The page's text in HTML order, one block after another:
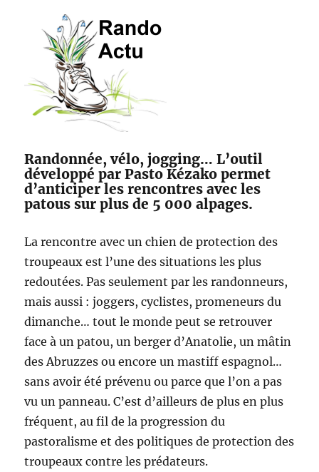
Randonnée, vélo, jogging… L’outil
développé par Pasto Kézako permet
d’anticiper les rencontres avec les
patous sur plus de 5 000 alpages.
La rencontre avec un chien de protection des
troupeaux est l’une des situations les plus
redoutées. Pas seulement par les randonneurs,
mais aussi : joggers, cyclistes, promeneurs du
dimanche… tout le monde peut se retrouver
face à un patou, un berger d’Anatolie, un mâtin
des Abruzzes ou encore un mastiff espagnol…
sans avoir été prévenu ou parce que l’on a pas
vu un panneau. C’est d’ailleurs de plus en plus
fréquent, au fil de la progression du
pastoralisme et des politiques de protection des
troupeaux contre les prédateurs.